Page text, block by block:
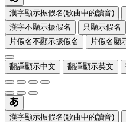
漢字顯示振假名(歌曲中的讀音)
漢字不顯示振假名
只顯示假名
片假名不顯示振假名
片假名顯
翻譯顯示中文 翻譯顯示英文
漢字顯示振假名(歌曲中的讀音)